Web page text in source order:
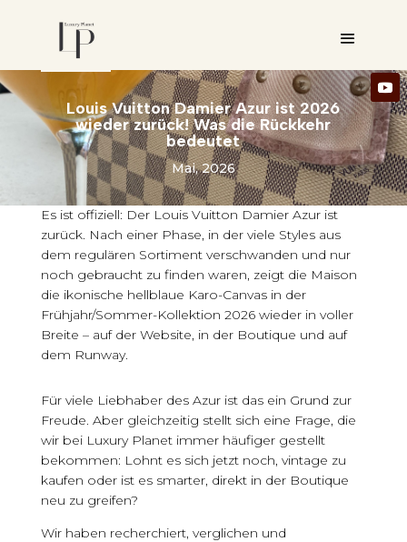
Louis Vuitton Damier Azur ist 2026
wieder zurück! Was die Rückkehr
bedeutet
Mai, 2026
Es ist offiziell: Der Louis Vuitton Damier Azur ist
zurück. Nach einer Phase, in der viele Styles aus
dem regulären Sortiment verschwanden und nur
noch gebraucht zu finden waren, zeigt die Maison
die ikonische hellblaue Karo-Canvas in der
Frühjahr/Sommer-Kollektion 2026 wieder in voller
Breite – auf der Website, in der Boutique und auf
dem Runway.
Für viele Liebhaber des Azur ist das ein Grund zur
Freude. Aber gleichzeitig stellt sich eine Frage, die
wir bei Luxury Planet immer häufiger gestellt
bekommen: Lohnt es sich jetzt noch, vintage zu
kaufen oder ist es smarter, direkt in der Boutique
neu zu greifen?
Wir haben recherchiert, verglichen und